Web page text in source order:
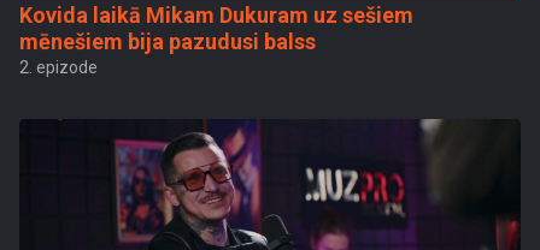
Kovida laikā Mikam Dukuram uz sešiem
mēnešiem bija pazudusi balss
2. epizode